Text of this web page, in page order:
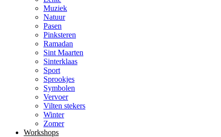
Muziek
Natuur
Pasen
Pinksteren
Ramadan
Sint Maarten
Sinterklaas
Sport
Sprookjes
Symbolen
Vervoer
Vilten stekers
Winter
Zomer
Workshops